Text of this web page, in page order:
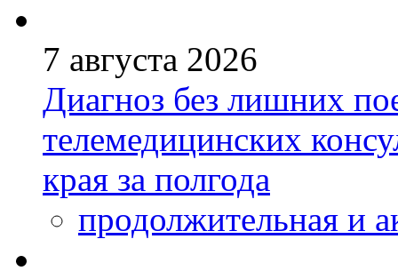
7 августа 2026
Диагноз без лишних
телемедицинских
края за полгода
продолжительная и